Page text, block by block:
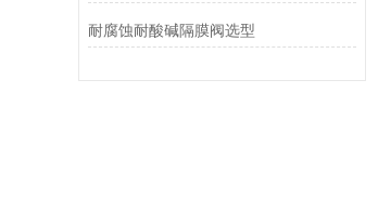
耐腐蚀耐酸碱隔膜阀选型